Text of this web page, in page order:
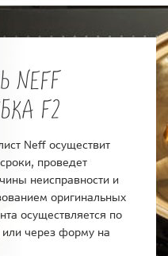
NEFF
F2
Neff осуществит
проведет
неисправности и
оригинальных
осуществляется по
или через форму на